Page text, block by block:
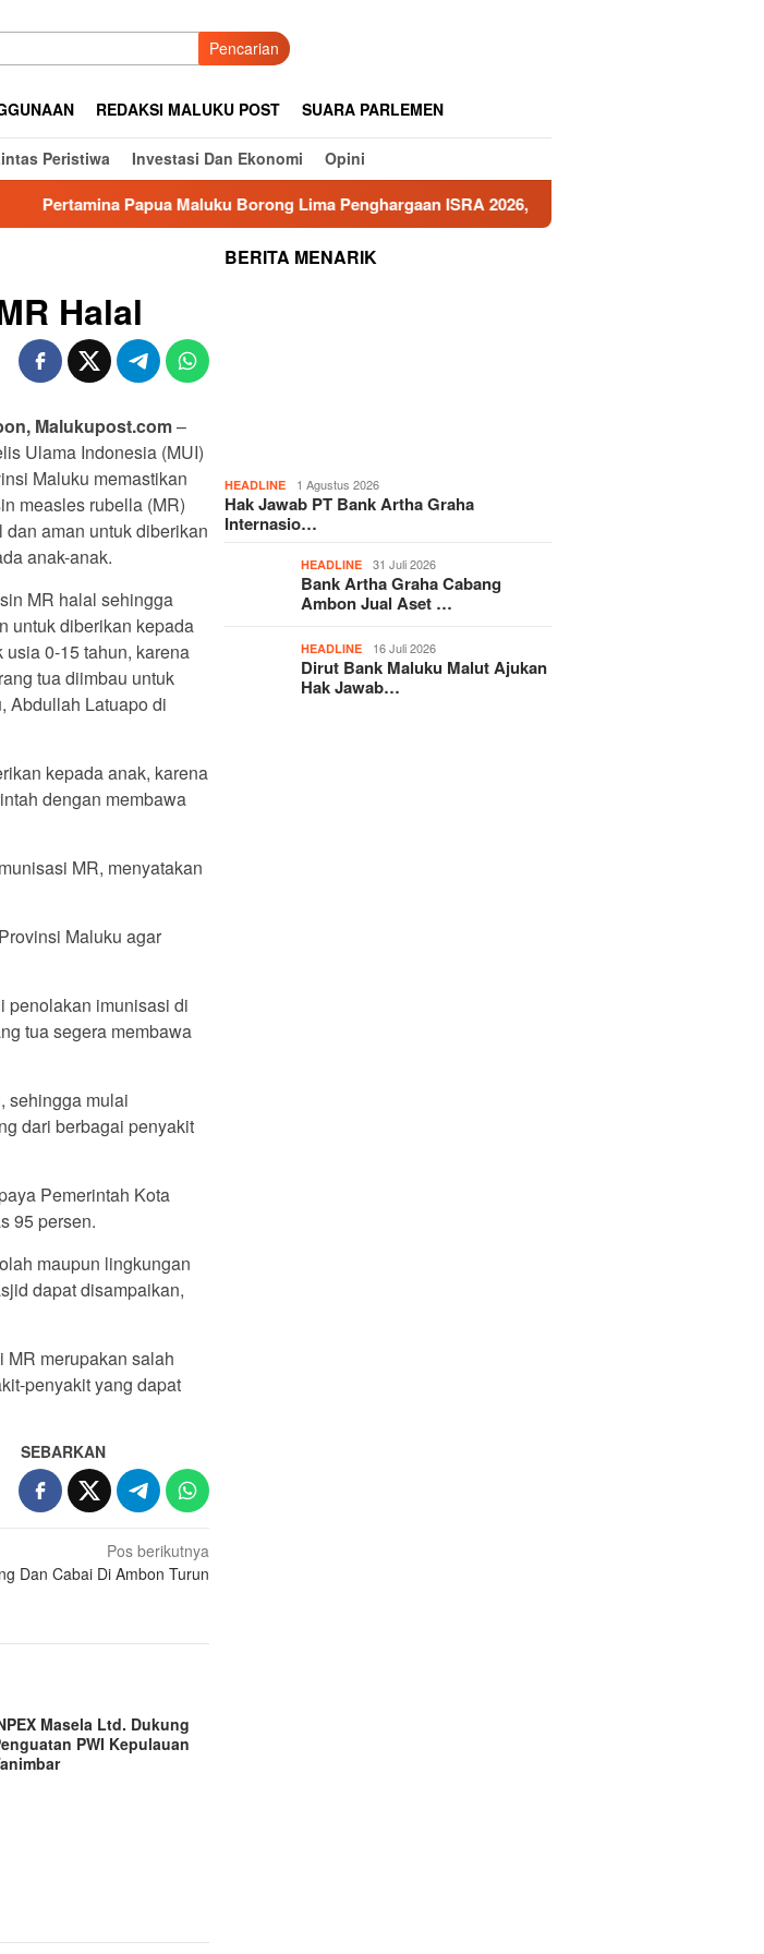
Pencarian
REDAKSI MALUKU POST SUARA PARLEMEN
Peristiwa Investasi Dan Ekonomi Opini
Pertamina Papua Maluku Borong Lima Penghargaan ISRA 2026, Tiga Program Raih Predikat Emas
Halal
Malukupost.com–
Ulama Indonesia (MUI)
Maluku memastikan
measles rubella (MR)
dan aman untuk diberikan
anak-anak.
MR halal sehingga
untuk diberikan kepada
usia 0-15 tahun, karena
tua diimbau untuk
Abdullah Latuapo di
kepada anak, karena
dengan membawa
MR, menyatakan
Maluku agar
penolakan imunisasi di
tua segera membawa
sehingga mulai
dari berbagai penyakit
Pemerintah Kota
95 persen.
maupun lingkungan
dapat disampaikan,
merupakan salah
penyakit yang dapat
SEBARKAN
Pos berikutnya
Dan Cabai Di Ambon Turun
Masela Ltd. Dukung
PWI Kepulauan
BERITA MENARIK
HEADLINE 1 Agustus 2026
Hak Jawab PT Bank Artha Graha
Internasio…
HEADLINE 31 Juli 2026
Bank Artha Graha Cabang
Ambon Jual Aset …
HEADLINE 16 Juli 2026
Dirut Bank Maluku Malut Ajukan
Hak Jawab…